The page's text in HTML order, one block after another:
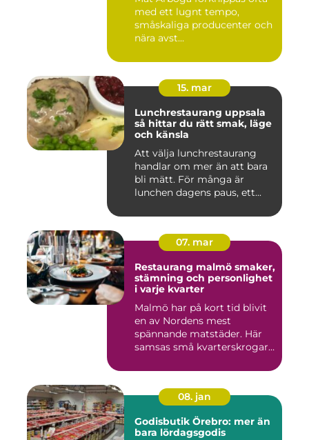
med ett lugnt tempo,
småskaliga producenter och
nära avst...
15. mar
Lunchrestaurang uppsala
så hittar du rätt smak, läge
och känsla
Att välja lunchrestaurang
handlar om mer än att bara
bli mätt. För många är
lunchen dagens paus, ett...
07. mar
Restaurang malmö smaker,
stämning och personlighet
i varje kvarter
Malmö har på kort tid blivit
en av Nordens mest
spännande matstäder. Här
samsas små kvarterskrogar
08. jan
Godisbutik Örebro: mer än
bara lördagsgodis